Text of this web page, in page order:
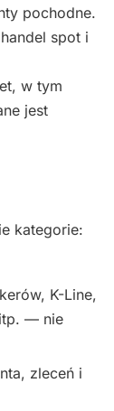
pochodne.
spot i
w tym
jest
kategorie:
K-Line,
— nie
zleceń i